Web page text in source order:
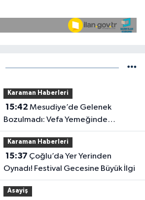
Karaman Haberleri
15:42
Bozulmadı: Vefa Yemeğinde
Buluştular
Karaman Haberleri
15:37
Oynadı! Festival Gecesine Büyük İlgi
Asayiş